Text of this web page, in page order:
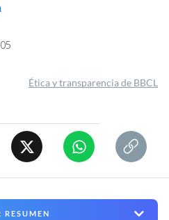
Ética y transparencia de BBCL
RESUMEN